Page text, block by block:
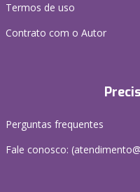
Termos de uso
Contrato com o Autor
Perguntas frequentes
Fale conosco: (